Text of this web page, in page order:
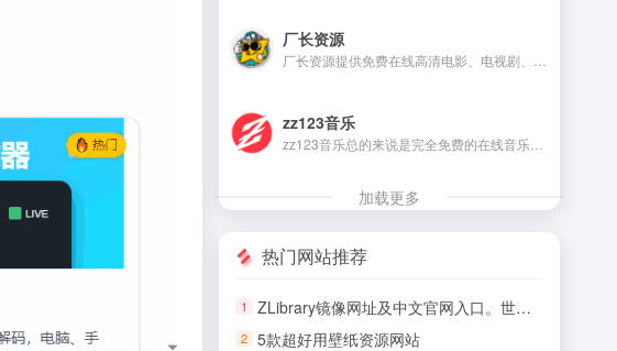
厂长资源
zz123音乐
加载更多
热门网站推荐
1 ZLibrary镜像网址及中文官网入口。世界上最大电子图书馆恢复了
2 5款超好用壁纸资源网站